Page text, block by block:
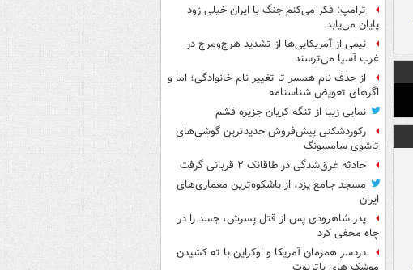
ترامپ: فکر می‌کنم جنگ با ایران خیلی زود
پایان می‌یابد
نیمی از آمریکایی‌ها از تشدید هرج‌ومرج در
غرب آسیا می‌ترسند
از حذف نام همسر تا تغییر نام خانوادگی؛ اما و
اگرهای تعویض شناسنامه
نمایی زیبا از تنگه کریان جزیره قشم
رکوردشکنی پیش‌فروش جدیدترین گوشی‌های
تاشوی سامسونگ
حادثه غرق‌شدگی در طاقانک ۲ قربانی گرفت
مسجد جامع یزد، از باشکوه‌ترین معماری‌های
ایران
پدر شاهرودی پس از قتل پسرش، جسد را در
چاه مخفی کرد
دردسر همزمان آمریکا و اوکراین با ته کشیدن